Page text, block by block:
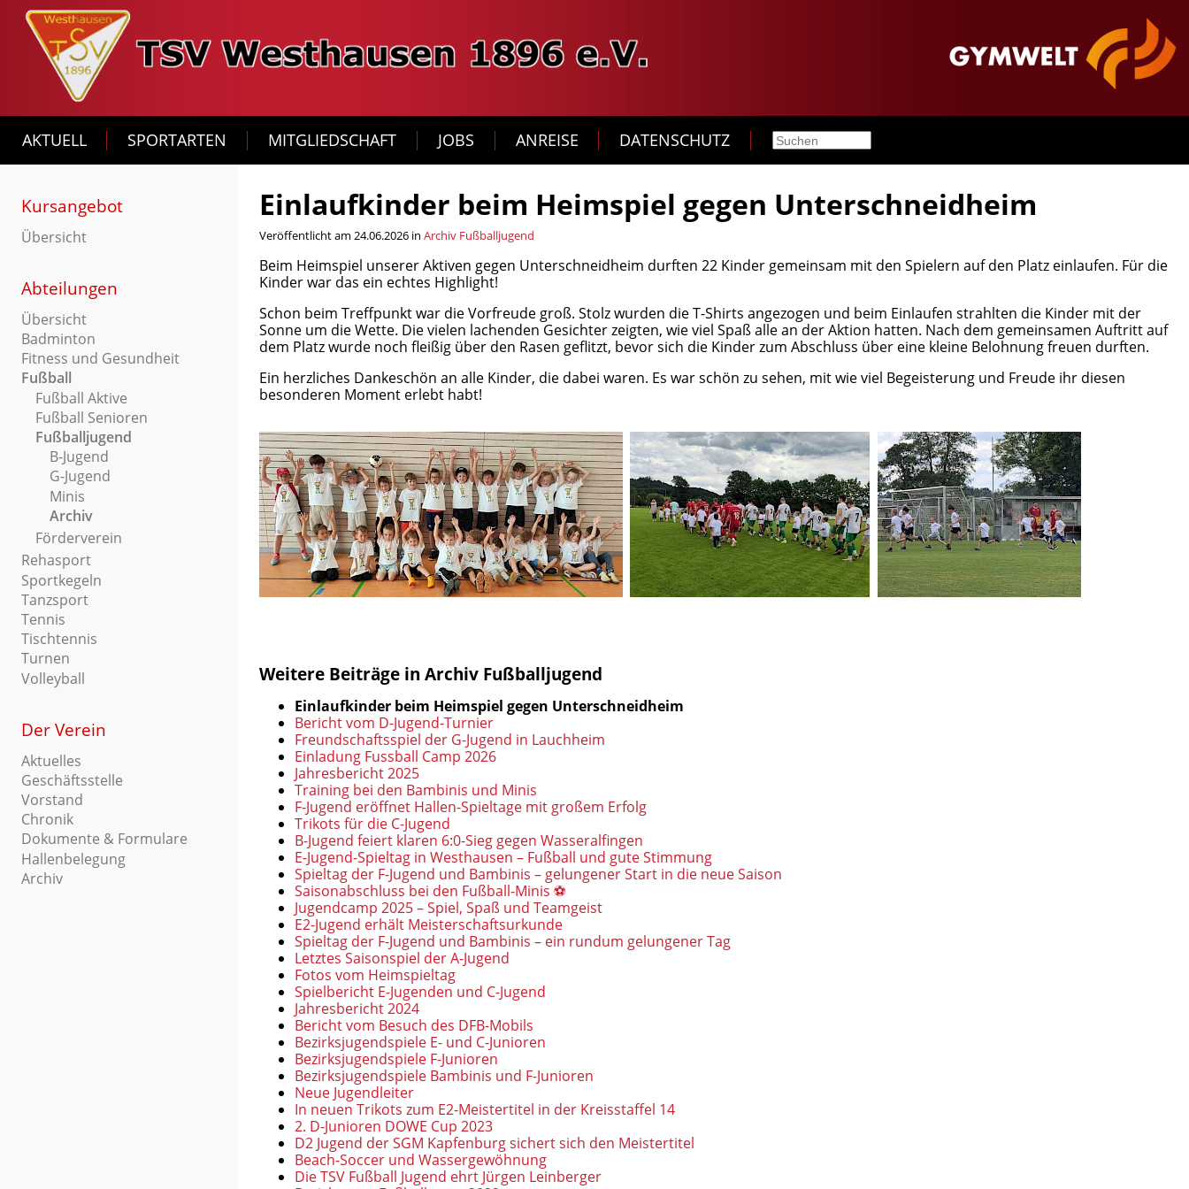
AKTUELL SPORTARTEN MITGLIEDSCHAFT JOBS ANREISE DATENSCHUTZ
Kursangebot
Übersicht
Abteilungen
Übersicht
Badminton
Fitness und Gesundheit
Fußball
Fußball Aktive
Fußball Senioren
Fußballjugend
B-Jugend
G-Jugend
Minis
Archiv
Förderverein
Rehasport
Sportkegeln
Tanzsport
Tennis
Tischtennis
Turnen
Volleyball
Der Verein
Aktuelles
Geschäftsstelle
Vorstand
Chronik
Dokumente & Formulare
Hallenbelegung
Archiv
Einlaufkinder beim Heimspiel gegen Unterschneidheim
Veröffentlicht am 24.06.2026 in Archiv Fußballjugend
Beim Heimspiel unserer Aktiven gegen Unterschneidheim durften 22 Kinder gemeinsam mit den Spielern auf den Platz einlaufen. Für die
Kinder war das ein echtes Highlight!
Schon beim Treffpunkt war die Vorfreude groß. Stolz wurden die T-Shirts angezogen und beim Einlaufen strahlten die Kinder mit der
Sonne um die Wette. Die vielen lachenden Gesichter zeigten, wie viel Spaß alle an der Aktion hatten. Nach dem gemeinsamen Auftritt auf
dem Platz wurde noch fleißig über den Rasen geflitzt, bevor sich die Kinder zum Abschluss über eine kleine Belohnung freuen durften.
Ein herzliches Dankeschön an alle Kinder, die dabei waren. Es war schön zu sehen, mit wie viel Begeisterung und Freude ihr diesen
besonderen Moment erlebt habt!
Weitere Beiträge in Archiv Fußballjugend
Einlaufkinder beim Heimspiel gegen Unterschneidheim
Bericht vom D-Jugend-Turnier
Freundschaftsspiel der G-Jugend in Lauchheim
Einladung Fussball Camp 2026
Jahresbericht 2025
Training bei den Bambinis und Minis
F-Jugend eröffnet Hallen-Spieltage mit großem Erfolg
Trikots für die C-Jugend
B-Jugend feiert klaren 6:0-Sieg gegen Wasseralfingen
E-Jugend-Spieltag in Westhausen – Fußball und gute Stimmung
Spieltag der F-Jugend und Bambinis – gelungener Start in die neue Saison
Saisonabschluss bei den Fußball-Minis ⚽
Jugendcamp 2025 – Spiel, Spaß und Teamgeist
E2-Jugend erhält Meisterschaftsurkunde
Spieltag der F-Jugend und Bambinis – ein rundum gelungener Tag
Letztes Saisonspiel der A-Jugend
Fotos vom Heimspieltag
Spielbericht E-Jugenden und C-Jugend
Jahresbericht 2024
Bericht vom Besuch des DFB-Mobils
Bezirksjugendspiele E- und C-Junioren
Bezirksjugendspiele F-Junioren
Bezirksjugendspiele Bambinis und F-Junioren
Neue Jugendleiter
In neuen Trikots zum E2-Meistertitel in der Kreisstaffel 14
2. D-Junioren DOWE Cup 2023
D2 Jugend der SGM Kapfenburg sichert sich den Meistertitel
Beach-Soccer und Wassergewöhnung
Die TSV Fußball Jugend ehrt Jürgen Leinberger